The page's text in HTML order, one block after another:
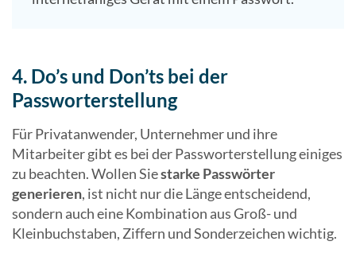
4. Do’s und Don’ts bei der
Passworterstellung
Für Privatanwender, Unternehmer und ihre
Mitarbeiter gibt es bei der Passworterstellung einiges
zu beachten. Wollen Siestarke Passwörter
generieren, ist nicht nur die Länge entscheidend,
sondern auch eine Kombination aus Groß- und
Kleinbuchstaben, Ziffern und Sonderzeichen wichtig.